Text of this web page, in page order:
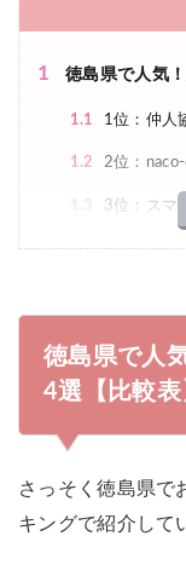
1 徳島県で人気
1.1 1位：仲人
1.2 2位：
1.3 3位：スマ
1.4 4位：オー
2.1 徳島市の結
2.2 藍住町の結
3 徳島県の大手
4 徳島県で結婚
4.1 結婚相談所
徳島県で人
4選【比較表
さっそく徳島県で
キングで紹介して